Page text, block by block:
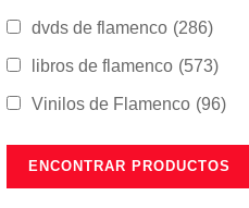
dvds de flamenco (286)
libros de flamenco (573)
Vinilos de Flamenco (96)
FLAMENCO
Lorenzo
FLAMENCO
Gregorio